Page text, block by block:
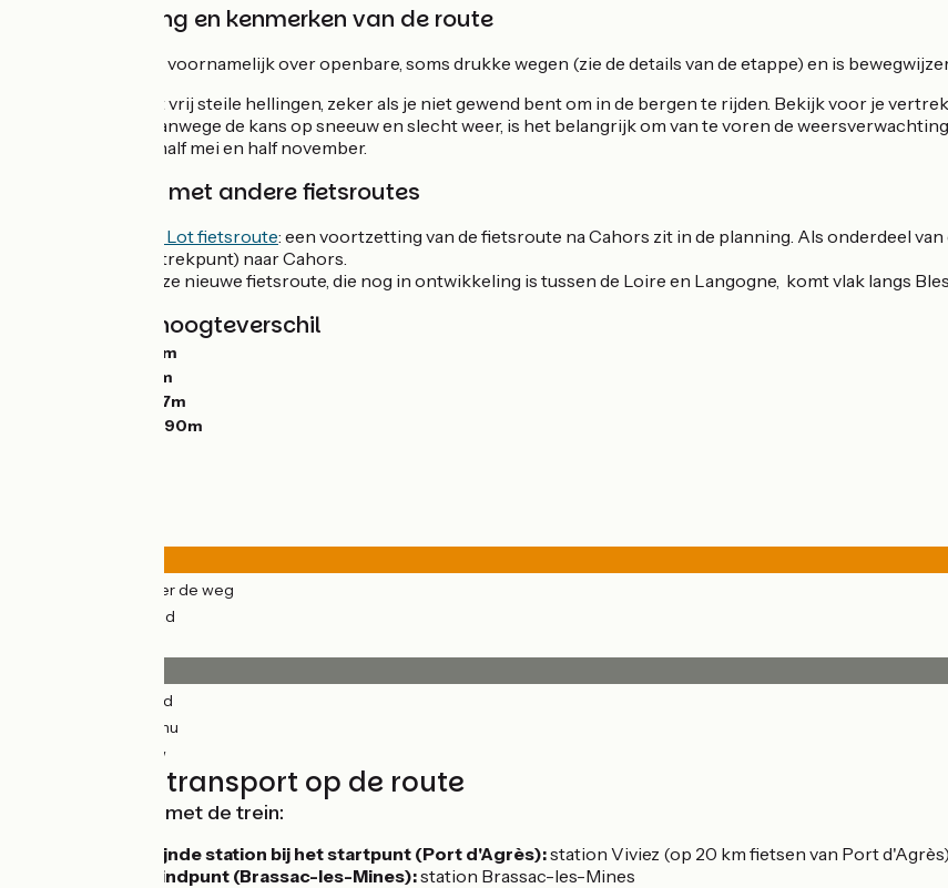
Bewegwijzering en kenmerken van de route
De fietsroute gaat voornamelijk over openbare, soms drukke wegen (zie de details van de etappe) en is
Hou rekening met vrij steile hellingen, zeker als je niet gewend bent om in de bergen te rijden. Bekijk voor je
etappepagina’s. Vanwege de kans op sneeuw en slecht weer, is het belangrijk om van te voren de
voorkeur tussen half mei en half november.
Verbindingen met andere fietsroutes
De Vallée du Lot fietsroute: een voortzetting van de fietsroute na Cahors zit in de planning. Als onderdeel
d'Agrès (vertrekpunt) naar Cahors.
Via Allier: deze nieuwe fietsroute, die nog in ontwikkeling is tussen de Loire en Langogne, komt vlak langs
Hellingen en hoogteverschil
2396m
2060m
187m
1590m
(98%) Over de weg
(3%) Fietspad
(97%) Glad
(25%) Inconnu
(1%) Ruw
Treinen en transport op de route
Bereikbaarheid met de trein:
Dichtstbijzijnde station bij het startpunt (Port d'Agrès):station Viviez (op 20 km fietsen van Port d'Agrès)
Vanaf het eindpunt (Brassac-les-Mines):station Brassac-les-Mines